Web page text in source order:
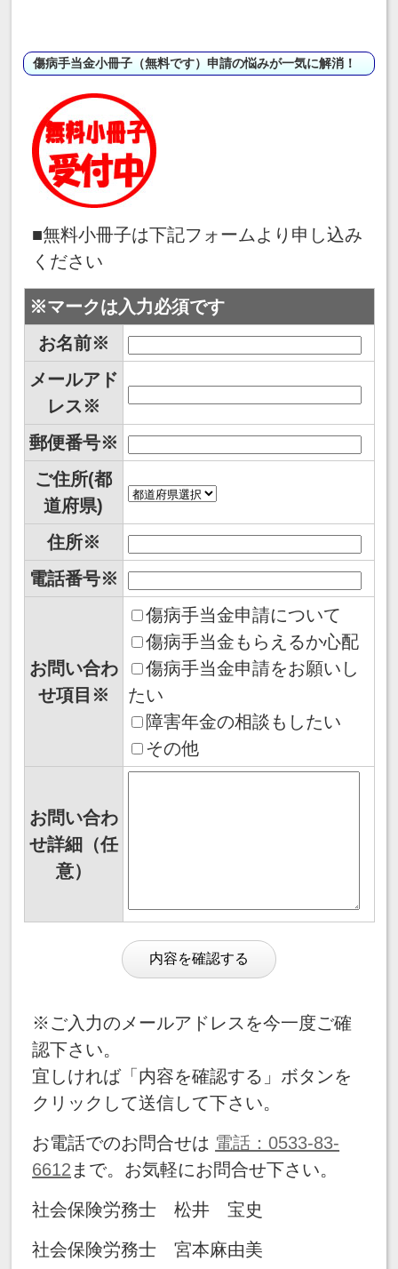
傷病手当金小冊子（無料です）申請の悩みが一気に解消！
■無料小冊子は下記フォームより申し込み
ください
※マークは入力必須です
お名前※
メールアド
レス※
郵便番号※
ご住所(都
道府県)
住所※
電話番号※
お問い合わ
せ項目※
傷病手当金申請について
傷病手当金もらえるか心配
傷病手当金申請をお願いし
たい
障害年金の相談もしたい
その他
お問い合わ
せ詳細（任
意）
※ご入力のメールアドレスを今一度ご確
認下さい。
宜しければ「内容を確認する」ボタンを
クリックして送信して下さい。
お電話でのお問合せは 電話：0533-83-
6612 まで。お気軽にお問合せ下さい。
社会保険労務士 松井 宝史
社会保険労務士 宮本麻由美